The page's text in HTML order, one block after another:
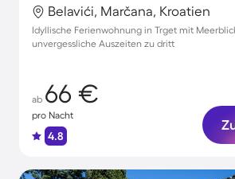
Belavići, Marčana, Kroatien
Idyllische Ferienwohnung in Trget mit
unvergessliche Auszeiten zu dritt
ab 66 €
pro Nacht
4.8